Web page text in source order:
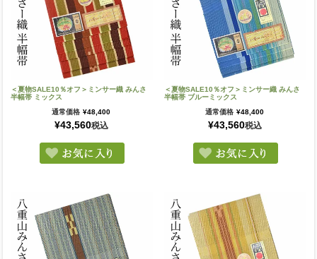
＜夏物SALE10％オフ＞ミンサー織 みんさ
半幅帯 ミックス
通常価格 ¥48,400
¥43,560税込
＜夏物SALE10％オフ＞ミンサー織 みんさ
半幅帯 ブルーミックス
通常価格 ¥48,400
¥43,560税込